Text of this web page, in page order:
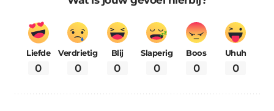
Liefde
0
Verdrietig
0
Blij
0
Slaperig
0
Boos
0
Uhuh
0